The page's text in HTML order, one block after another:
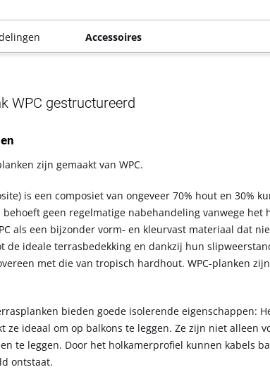
Accessoires
WPC gestructureerd
zijn gemaakt van WPC.
is een composiet van ongeveer 70% hout en 30%
geen regelmatige nabehandeling vanwege het
als een bijzonder vorm- en kleurvast materiaal dat
de ideale terrasbedekking en dankzij hun
met die van tropisch hardhout. WPC-planken
bieden goede isolerende eigenschappen:
ze ideaal om op balkons te leggen. Ze zijn niet alleen
te leggen. Door het holkamerprofiel kunnen kabels
ontstaat.